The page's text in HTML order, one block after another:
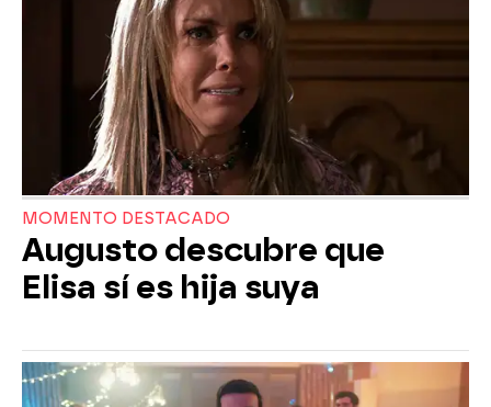
MOMENTO DESTACADO
Augusto descubre que
Elisa sí es hija suya